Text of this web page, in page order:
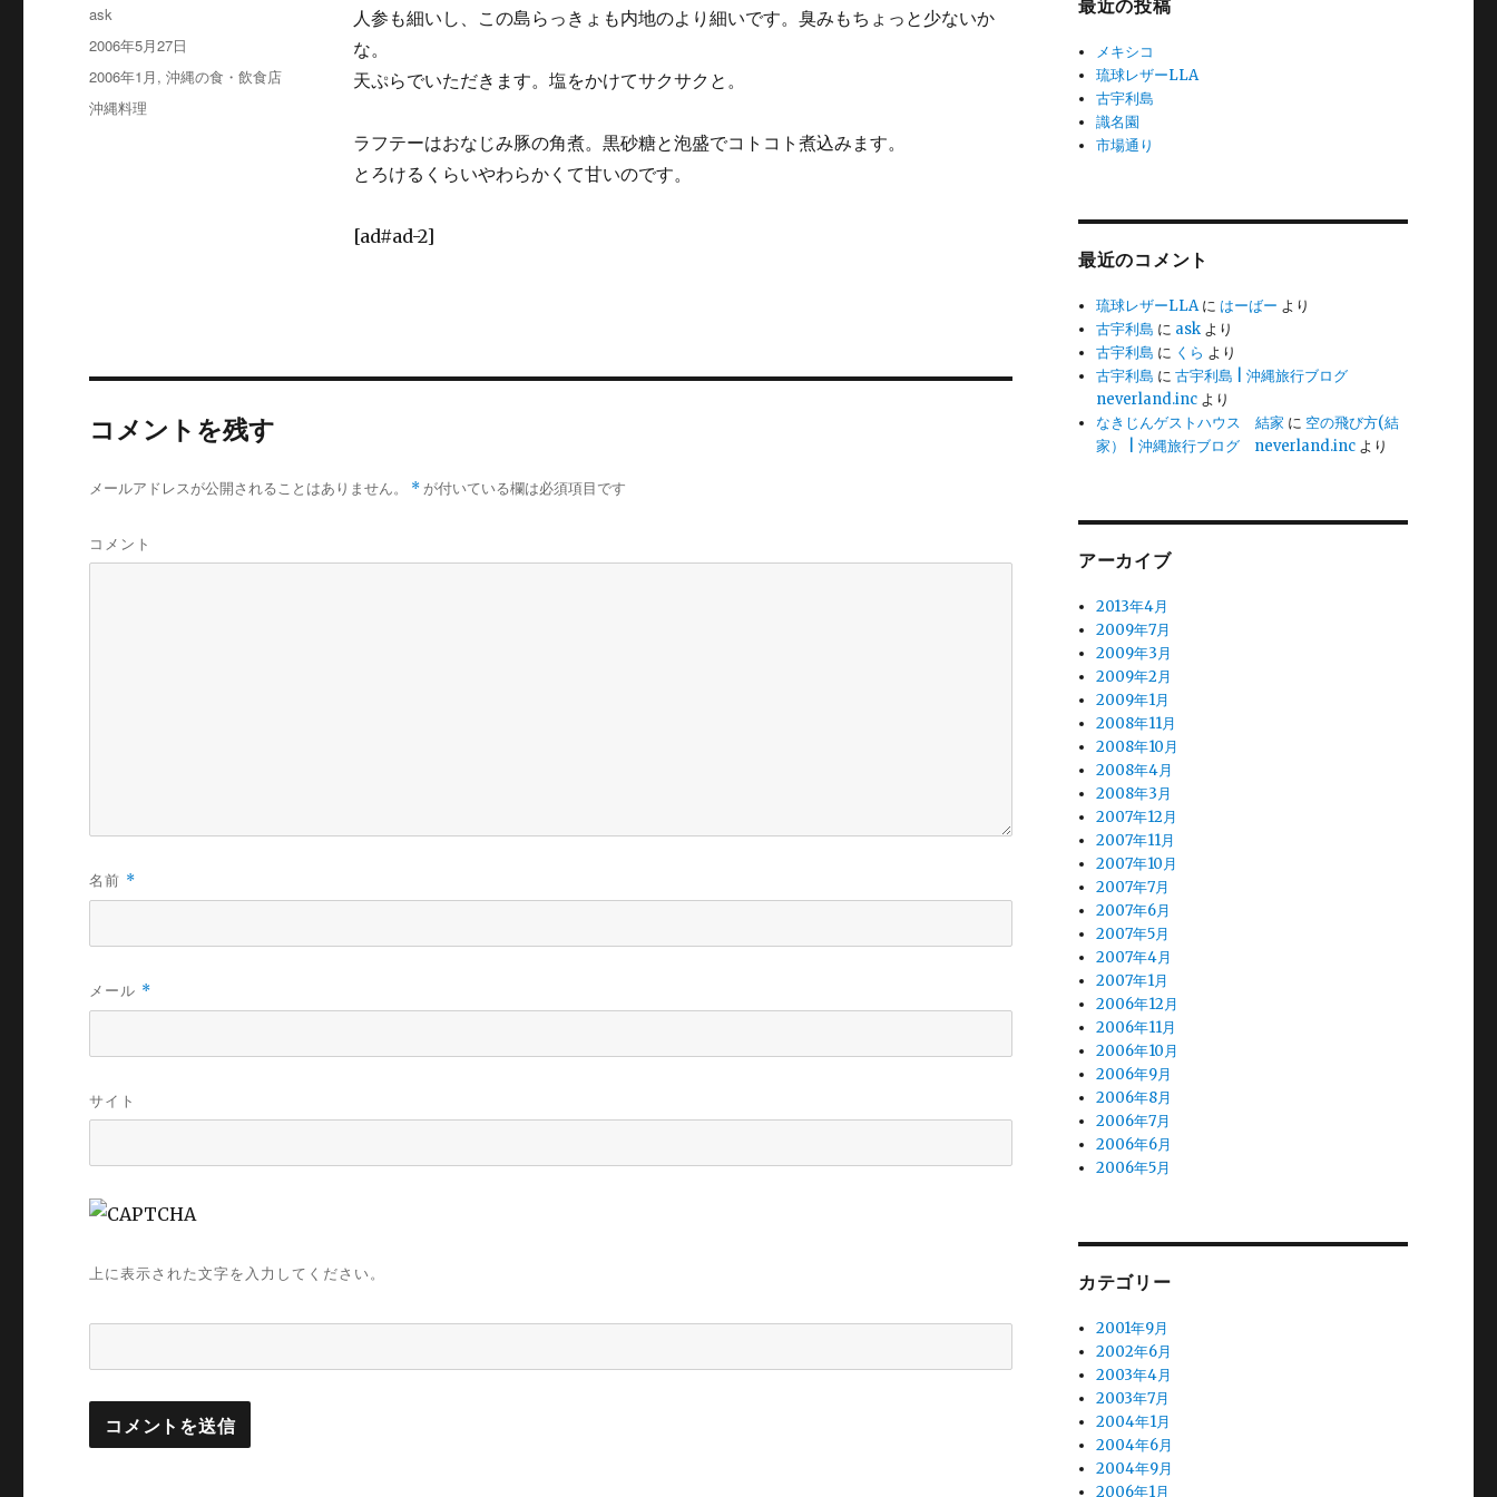
人参も細いし、この島らっきょも内地のより細いです。臭みもちょっと少ないか
な。
天ぷらでいただきます。塩をかけてサクサクと。
ラフテーはおなじみ豚の角煮。黒砂糖と泡盛でコトコト煮込みます。
とろけるくらいやわらかくて甘いのです。
[ad#ad-2]
投
稿
ask
投
稿
2006年5月27日
カ
テ
ゴ
2006年1月 ,沖縄の食・飲食店
タ
沖縄料理
コメントを残す
メールアドレスが公開されることはありません。 * が付いている欄は必須項目です
コメント
名前 *
メール *
サイト
上に表示された文字を入力してください。
メキシコ
琉球レザーLLA
古宇利島
識名園
市場通り
最近のコメント
琉球レザーLLAに はーばー より
古宇利島 に ask より
古宇利島 に くら より
古宇利島 に古宇利島 | 沖縄旅行ブログ
neverland.inc より
なきじんゲストハウス 結家 に 空の飛び方(結
家） | 沖縄旅行ブログ neverland.inc より
アーカイブ
2013年4月
2009年7月
2009年3月
2009年2月
2009年1月
2008年11月
2008年10月
2008年4月
2008年3月
2007年12月
2007年11月
2007年10月
2007年7月
2007年6月
2007年5月
2007年4月
2007年1月
2006年12月
2006年11月
2006年10月
2006年9月
2006年8月
2006年7月
2006年6月
2006年5月
カテゴリー
2001年9月
2002年6月
2003年4月
2003年7月
2004年1月
2004年6月
2004年9月
2006年1月